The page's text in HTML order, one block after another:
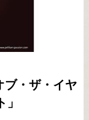
ブ・ザ・イヤ